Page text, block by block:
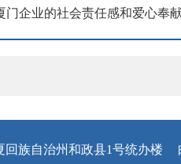
企业的社会责任感和爱心奉献
回族自治州和政县1号统办楼